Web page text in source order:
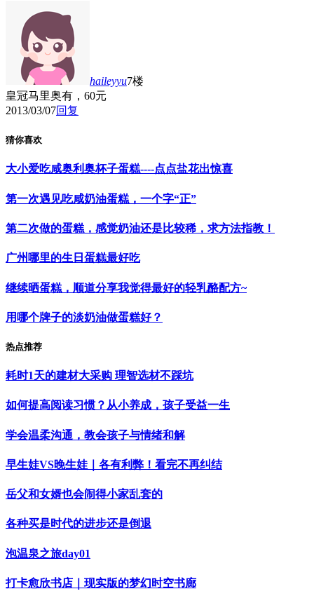
haileyyu7楼
皇冠马里奥有，60元
2013/03/07回复
猜你喜欢
大小爱吃咸奥利奥杯子蛋糕----点点盐花出惊喜
第一次遇见吃咸奶油蛋糕，一个字“正”
第二次做的蛋糕，感觉奶油还是比较稀，求方法指教！
广州哪里的生日蛋糕最好吃
继续晒蛋糕，顺道分享我觉得最好的轻乳酪配方~
用哪个牌子的淡奶油做蛋糕好？
热点推荐
耗时1天的建材大采购 理智选材不踩坑
如何提高阅读习惯？从小养成，孩子受益一生
学会温柔沟通，教会孩子与情绪和解
早生娃VS晚生娃｜各有利弊！看完不再纠结
岳父和女婿也会闹得小家乱套的
各种买是时代的进步还是倒退
泡温泉之旅day01
打卡愈欣书店｜现实版的梦幻时空书廊